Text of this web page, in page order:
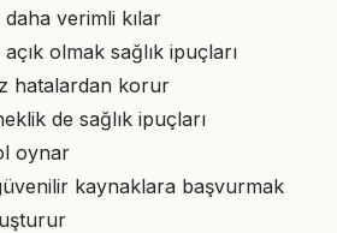
daha verimli kılar
olmak sağlık ipuçları
hatalardan korur
de sağlık ipuçları
oynar
kaynaklara başvurmak